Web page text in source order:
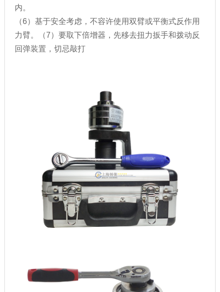
内。
（6）基于安全考虑，不容许使用双臂或平衡式反作用
力臂。（7）要取下倍增器，先移去扭力扳手和拨动反
回弹装置，切忌敲打